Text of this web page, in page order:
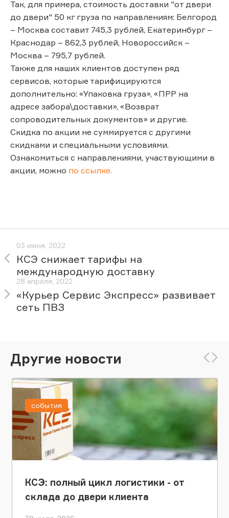
Так, для примера, стоимость доставки "от двери
до двери" 50 кг груза по направлениям: Белгород
– Москва составит 745,3 рублей, Екатеринбург –
Краснодар – 862,3 рублей, Новороссийск –
Москва – 795,7 рублей.
Также для наших клиентов доступен ряд
сервисов, которые тарифицируются
дополнительно: «Упаковка груза», «ПРР на
адресе забора\доставки», «Возврат
сопроводительных документов» и другие.
Скидка по акции не суммируется с другими
скидками и специальными условиями.
Ознакомиться с направлениями, участвующими в
акции, можно по ссылке.
03 июня, 2022
КСЭ снижает тарифы на
международную доставку
28 апреля, 2022
«Курьер Сервис Экспресс» развивает
сеть ПВЗ
Другие новости
КСЭ: полный цикл логистики - от
склада до двери клиента
события